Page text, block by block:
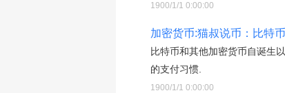
1900/1/1 0:00:00
加密货币:猫叔说币：比特
比特币和其他加密货币自诞生
的支付习惯.
1900/1/1 0:00:00